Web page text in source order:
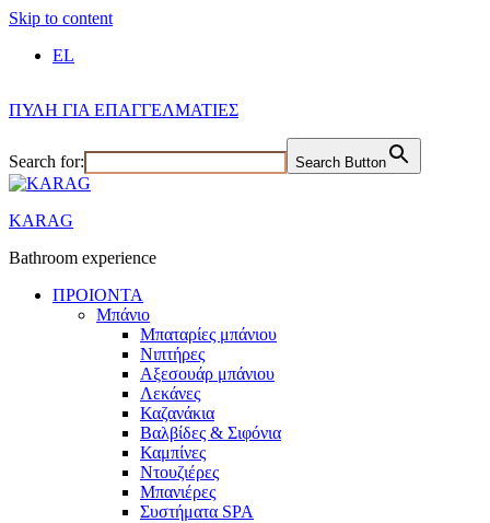
Skip to content
EL
ΠΥΛΗ ΓΙΑ ΕΠΑΓΓΕΛΜΑΤΙΕΣ
Search for: Search Button
KARAG
Bathroom experience
ΠΡΟΙΟΝΤΑ
Μπάνιο
Μπαταρίες μπάνιου
Νιπτήρες
Αξεσουάρ μπάνιου
Λεκάνες
Καζανάκια
Βαλβίδες & Σιφόνια
Καμπίνες
Ντουζιέρες
Μπανιέρες
Συστήματα SPA